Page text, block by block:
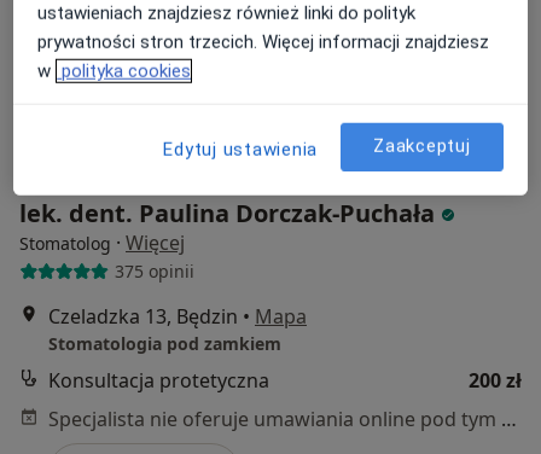
lek. dent. Paulina Dorczak-Puchała
Stomatolog · Więcej
375 opinii
Czeladzka 13, Będzin • Mapa
Stomatologia pod zamkiem
Konsultacja protetyczna
200 zł
Specjalista nie oferuje umawiania online pod tym adresem.
ustawieniach znajdziesz również linki do polityk
prywatności stron trzecich. Więcej informacji znajdziesz
w polityka cookies
Edytuj ustawienia Zaakceptuj